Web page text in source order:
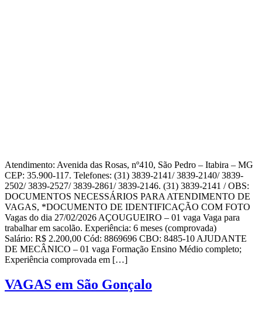
Atendimento: Avenida das Rosas, nº410, São Pedro – Itabira – MG
CEP: 35.900-117. Telefones: (31) 3839-2141/ 3839-2140/ 3839-
2502/ 3839-2527/ 3839-2861/ 3839-2146. (31) 3839-2141 / OBS:
DOCUMENTOS NECESSÁRIOS PARA ATENDIMENTO DE
VAGAS, *DOCUMENTO DE IDENTIFICAÇÃO COM FOTO
Vagas do dia 27/02/2026 AÇOUGUEIRO – 01 vaga Vaga para
trabalhar em sacolão. Experiência: 6 meses (comprovada)
Salário: R$ 2.200,00 Cód: 8869696 CBO: 8485-10 AJUDANTE
DE MECÂNICO – 01 vaga Formação Ensino Médio completo;
Experiência comprovada em […]
VAGAS em São Gonçalo